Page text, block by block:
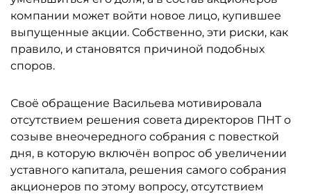
компании может войти новое лицо, купившее
выпущенные акции. Собственно, эти риски, как
правило, и становятся причиной подобных
споров.
Своё обращение Васильева мотивировала
отсутствием решения совета директоров ПНТ о
созыве внеочередного собрания с повесткой
дня, в которую включён вопрос об увеличении
уставного капитала, решения самого собрания
акционеров по этому вопросу, отсутствием